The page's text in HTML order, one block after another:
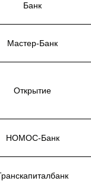
Банк
Мастер-Банк
Открытие
НОМОС-Банк